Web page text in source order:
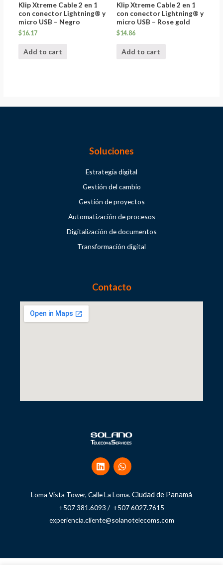
Klip Xtreme Cable 2 en 1
con conector Lightning® y
micro USB – Negro
$16.17
Add to cart
Klip Xtreme Cable 2 en 1
con conector Lightning® y
micro USB – Rose gold
$14.86
Add to cart
Soluciones
Estrategia digital
Gestión del cambio
Gestión de proyectos
Automatización de procesos
Digitalización de documentos
Transformación digital
Contacto
Loma Vista Tower, Calle La Loma.Ciudad de Panamá
+507 381.6093 / +507 6027.7615
experiencia.cliente@solanotelecoms.com